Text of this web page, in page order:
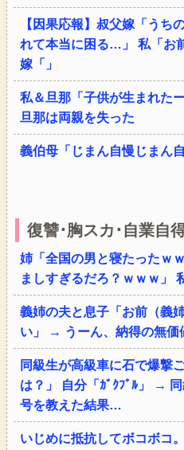
【因果応報】叔父嫁「うち
れて本当に困る…」 私「お
嫁「」
私＆旦那「子供が生まれた
旦那は両親を失った
義伯母「じまん自慢じまん
復讐･胸スカ･自業自
姉「全国の男と寝たったｗ
ましすぎるだろ？ｗｗｗ」
義姉の夫と息子「お前（義
い」 → うーん、納得の無価
同級生が高級車に石で爆撃
は？」 自分「ｶﾞｸﾌﾞﾙ」 →
号を教えた結果…
いじめに抵抗してボコボコ